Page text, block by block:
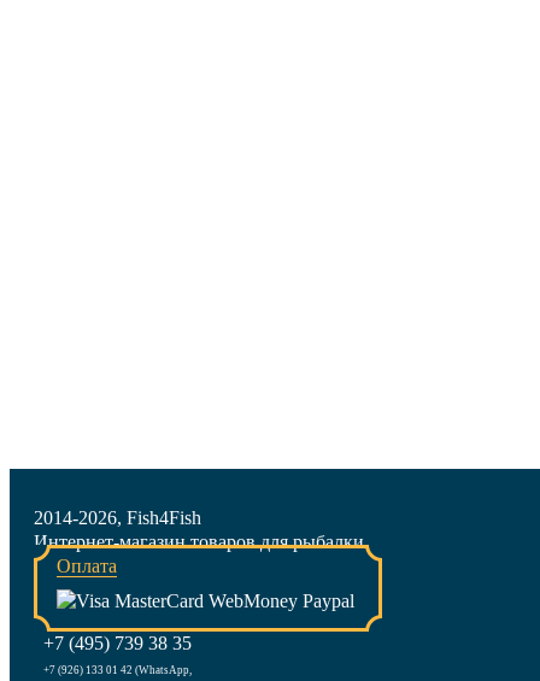
2014-2026, Fish4Fish
Интернет-магазин товаров для рыбалки
Оплата
+7 (495) 739 38 35
+7 (926) 133 01 42 (WhatsApp,